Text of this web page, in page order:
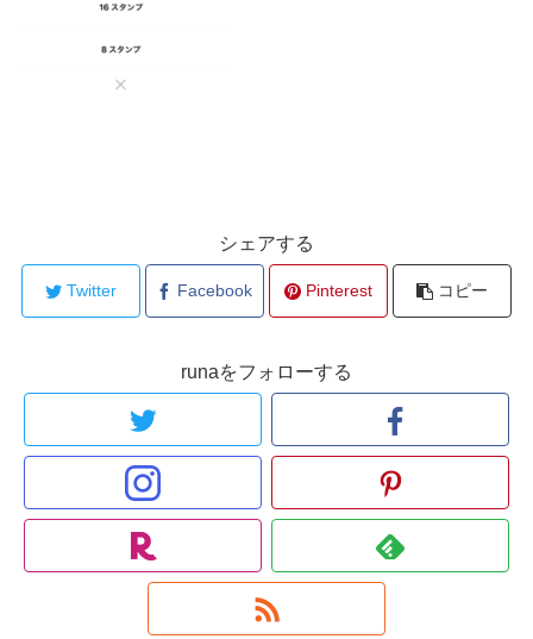
シェアする
Twitter Facebook Pinterest コピー
runaをフォローする